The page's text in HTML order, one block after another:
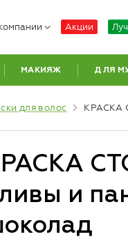
Акции
МАКИЯЖ ДЛЯ
для волос КРАСКА
и